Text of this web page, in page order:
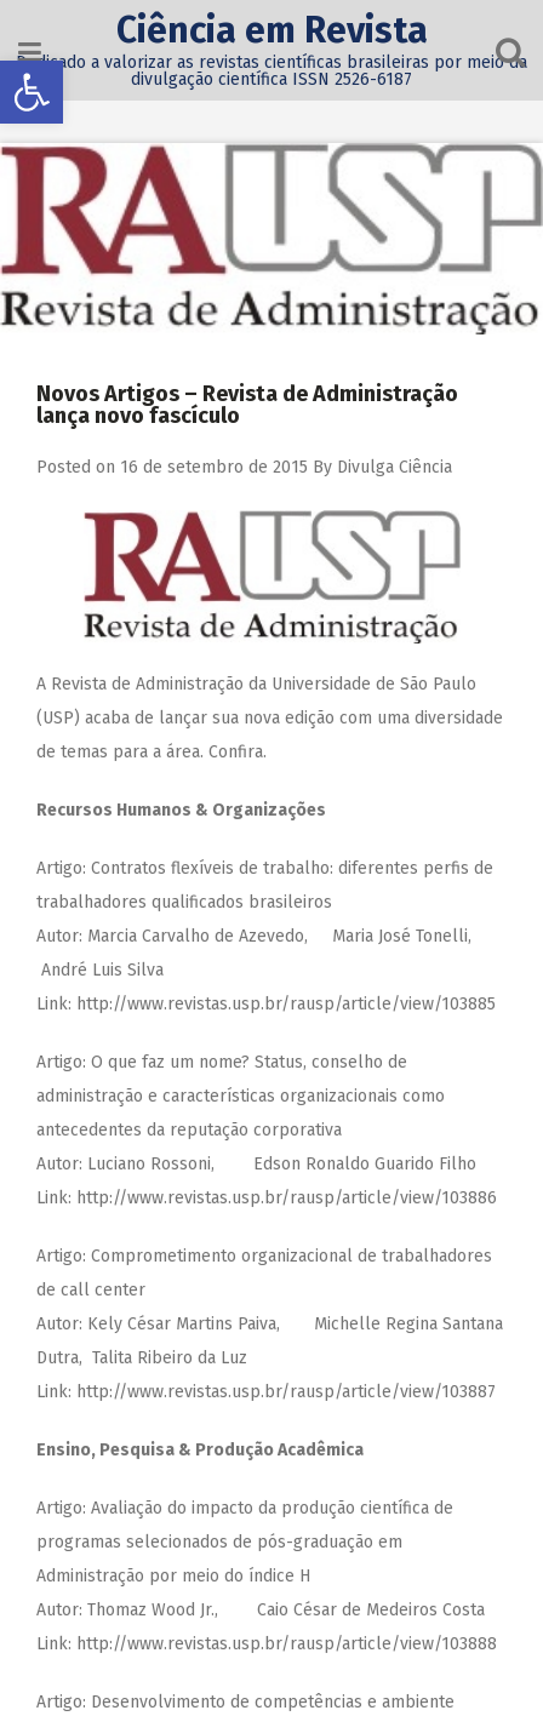
Abrir a barra de ferramentas
Ciência em Revista
Dedicado a valorizar as revistas científicas brasileiras por meio da
divulgação científica ISSN 2526-6187
Novos Artigos – Revista de Administração
lança novo fascículo
Posted on 16 de setembro de 2015 By Divulga Ciência
A Revista de Administração da Universidade de São Paulo
(USP) acaba de lançar sua nova edição com uma diversidade
de temas para a área. Confira.
Recursos Humanos & Organizações
Artigo: Contratos flexíveis de trabalho: diferentes perfis de
trabalhadores qualificados brasileiros
Autor: Marcia Carvalho de Azevedo, Maria José Tonelli,
André Luis Silva
Link: http://www.revistas.usp.br/rausp/article/view/103885
Artigo: O que faz um nome? Status, conselho de
administração e características organizacionais como
antecedentes da reputação corporativa
Autor: Luciano Rossoni, Edson Ronaldo Guarido Filho
Link: http://www.revistas.usp.br/rausp/article/view/103886
Artigo: Comprometimento organizacional de trabalhadores
de call center
Autor: Kely César Martins Paiva, Michelle Regina Santana
Dutra, Talita Ribeiro da Luz
Link: http://www.revistas.usp.br/rausp/article/view/103887
Ensino, Pesquisa & Produção Acadêmica
Artigo: Avaliação do impacto da produção científica de
programas selecionados de pós-graduação em
Administração por meio do índice H
Autor: Thomaz Wood Jr., Caio César de Medeiros Costa
Link: http://www.revistas.usp.br/rausp/article/view/103888
Artigo: Desenvolvimento de competências e ambiente